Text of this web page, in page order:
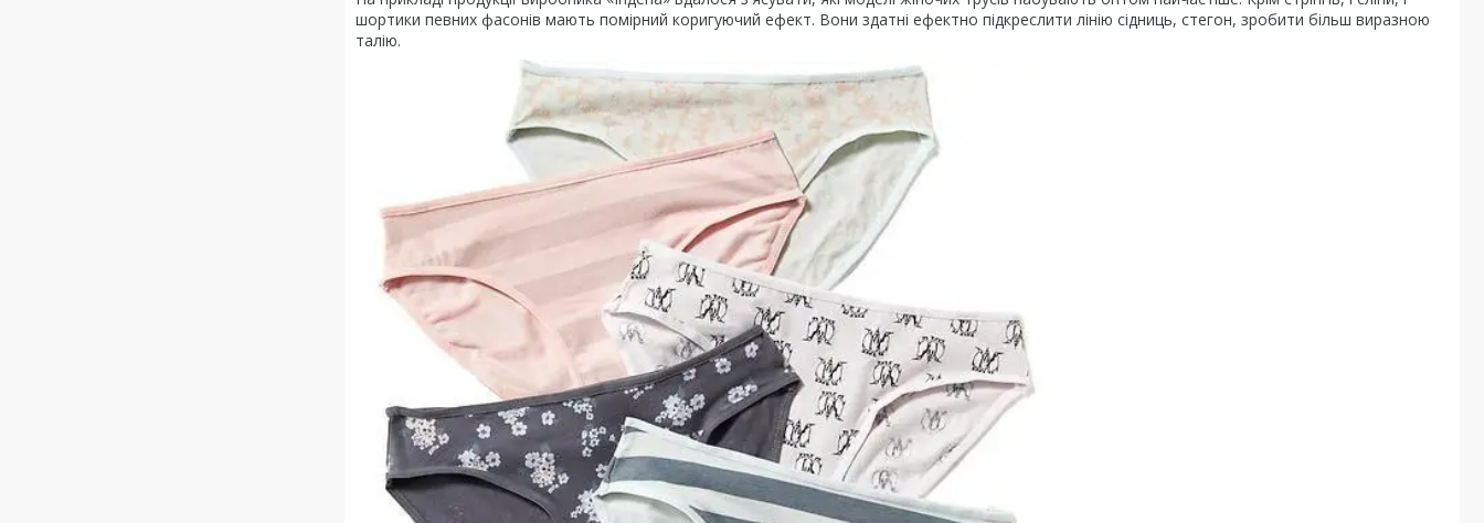
шортики певних фасонів мають помірний коригуючий ефект. Вони здатні ефектно підкреслити лінію сідниць, стегон, зробити більш виразною
талію.